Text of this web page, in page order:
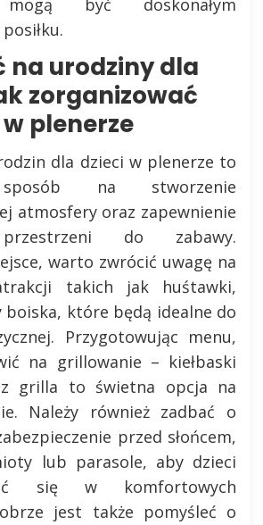
być doskonałym
na urodziny dla
zorganizować
plenerze
dla dzieci w plenerze to
sposób na stworzenie
atmosfery oraz zapewnienie
do zabawy.
warto zwrócić uwagę na
takich jak huśtawki,
boiska, które będą idealne do
Przygotowując menu,
na grillowanie – kiełbaski
z grilla to świetna opcja na
Należy również zadbać o
przed słońcem,
lub parasole, aby dzieci
się w komfortowych
jest także pomyśleć o